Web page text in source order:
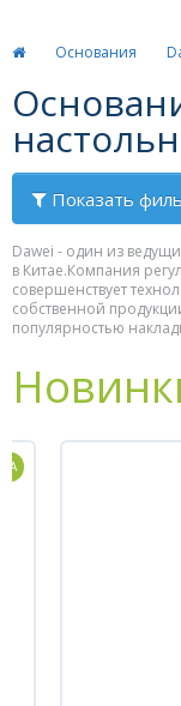
Москва
Дилеры
Контакты
Форум
Каталог
Основания
Показать
Dawei - один из
в Китае.Компания
совершенствует
собственной
популярностью